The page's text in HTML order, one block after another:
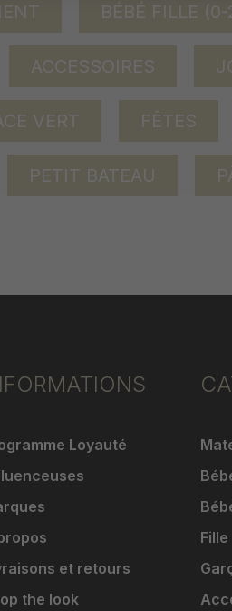
BÉBÉ FILLE
ACCESSOIRES
VERT FÊTES
PETIT BATEAU
Loyauté
et retours
the look
Fille